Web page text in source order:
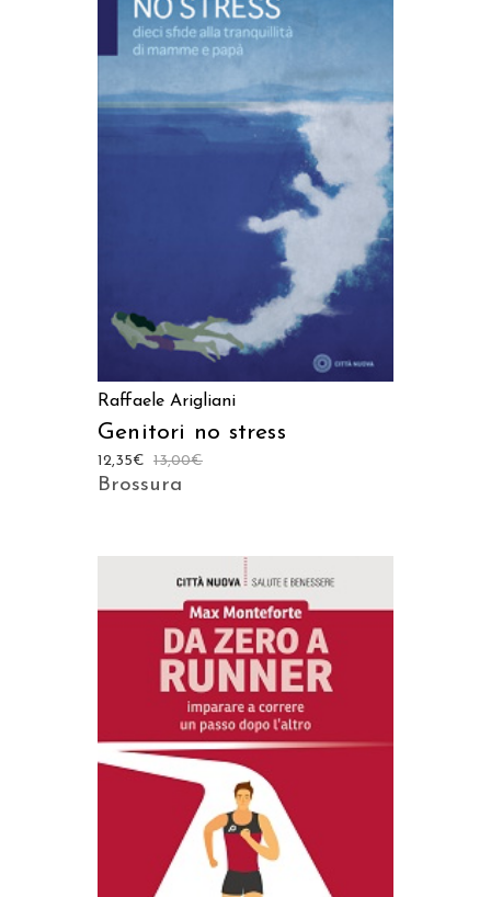
AGGIUNGI AL CARRELLO
Raffaele Arigliani
Genitori no stress
13,00€
12,35€
Brossura
AGGIUNGI AL CARRELLO